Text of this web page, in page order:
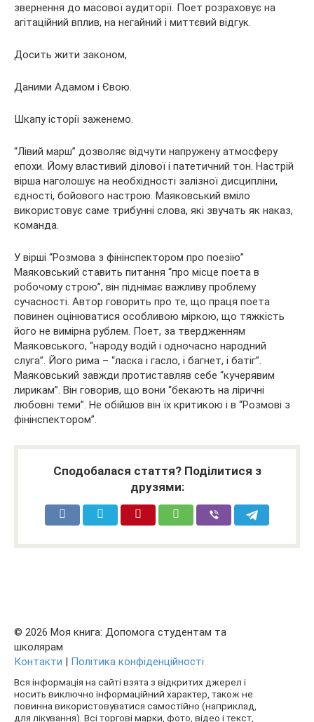
звернення до масової аудиторії. Поет розраховує на
агітаційний вплив, на негайний і миттєвий відгук.
Досить жити законом,
Даними Адамом і Євою.
Шкапу історії заженемо.
“Лівий марш” дозволяє відчути напружену атмосферу
епохи. Йому властивий ділової і патетичний тон. Настрій
вірша наголошує на необхідності залізної дисципліни,
єдності, бойового настрою. Маяковський вміло
використовує саме трибунні слова, які звучать як наказ,
команда.
У вірші “Розмова з фінінспектором про поезію”
Маяковський ставить питання “про місце поета в
робочому строю”, він піднімає важливу проблему
сучасності. Автор говорить про те, що праця поета
повинен оцінюватися особливою міркою, що тяжкість
його не вимірна рублем. Поет, за твердженням
Маяковського, “народу водій і одночасно народний
слуга”. Його рима – “ласка і гасло, і багнет, і батіг”.
Маяковський завжди протиставляв себе “кучерявим
лирикам”. Він говорив, що вони “бекають на ліричні
любовні теми”. Не обійшов він їх критикою і в “Розмові з
фінінспектором”.
Сподобалася стаття? Поділитися з
друзями:
© 2026 Моя книга: Допомога студентам та
школярам
Контакти | Політика конфіденційності
Вся інформація на сайті взята з відкритих джерел і
носить виключно інформаційний характер, також не
повинна використовуватися самостійно (наприклад,
для лікування). Всі торгові марки, фото, відео і текст,